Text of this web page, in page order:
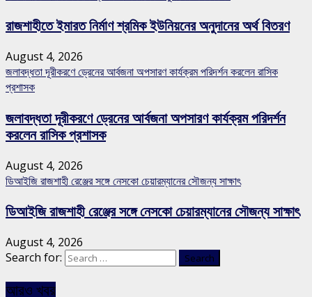
রাজশাহীতে ইমারত নির্মাণ শ্রমিক ইউনিয়নের অনুদানের অর্থ বিতরণ
August 4, 2026
জলাবদ্ধতা দূরীকরণে ড্রেনের আর্বজনা অপসারণ কার্যক্রম পরিদর্শন করলেন রাসিক
প্রশাসক
জলাবদ্ধতা দূরীকরণে ড্রেনের আর্বজনা অপসারণ কার্যক্রম পরিদর্শন
করলেন রাসিক প্রশাসক
August 4, 2026
ডিআইজি রাজশাহী রেঞ্জের সঙ্গে নেসকো চেয়ারম্যানের সৌজন্য সাক্ষাৎ
ডিআইজি রাজশাহী রেঞ্জের সঙ্গে নেসকো চেয়ারম্যানের সৌজন্য সাক্ষাৎ
August 4, 2026
Search for:
আরও খবর